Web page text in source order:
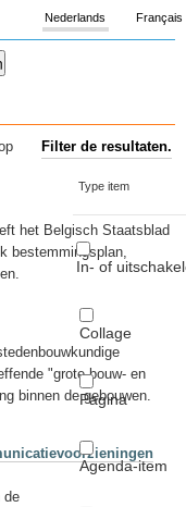
Français
Nederlands
Filter de resultaten.
Type item
In- of
Collage
Pagina
Agenda-item
het Belgisch Staatsblad
bestemmingsplan,
"grote bouw- en
binnen de gebouwen.
de